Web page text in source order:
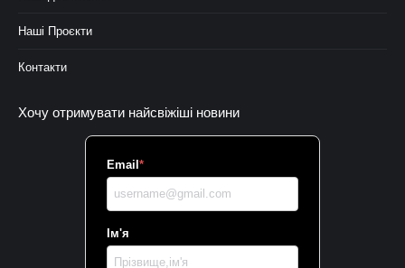
Наші Проєкти
Контакти
Хочу отримувати найсвіжіші новини
Email *
Ім'я